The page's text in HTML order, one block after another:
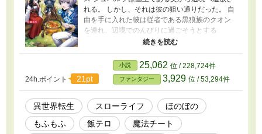
れる。 しかし、それは彼の狙い通りだった。 自
由を手に入れた彼は従者である黒狼族のクオン
を連れ、辺境でのんびりに過ごそうとする
が……そうはいかないのがスローライフを目指
したり、自分が好き勝手にやったことが評価さ
れたりしながら、周りの評価を覆していく。
24h.ポイント
21pt
小説 25,062 位 / 228,724件
ファンタジー 3,929 位 / 53,294件
異世界転生 スローライフ
ほのぼの
もふもふ
飯テロ
魔法チート